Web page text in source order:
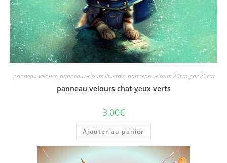
panneau velours, panneau velours illustrés, panneau velours 20cm par 20cm
panneau velours chat yeux verts
3,00€
Ajouter au panier